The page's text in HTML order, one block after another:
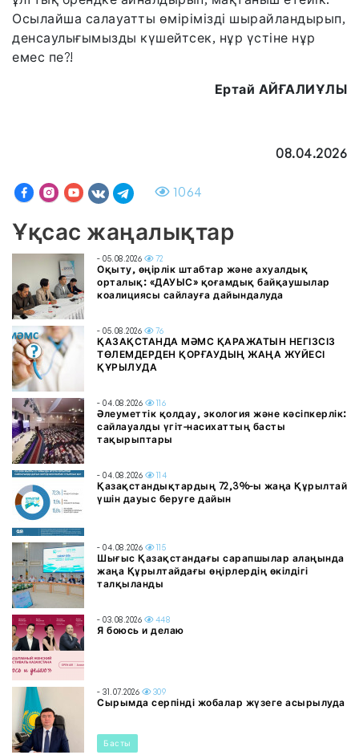
Осылайша салауатты өмірімізді шырайландырып,
денсаулығымызды күшейтсек, нұр үстіне нұр
емес пе?!
Ертай АЙҒАЛИҰЛЫ
08.04.2026
1064
Ұқсас жаңалықтар
- 05.08.2026 72
Оқыту, өңірлік штабтар және ахуалдық
орталық: «ДАУЫС» қоғамдық байқаушылар
коалициясы сайлауға дайындалуда
- 05.08.2026 76
ҚАЗАҚСТАНДА МӘМС ҚАРАЖАТЫН НЕГІЗСІЗ
ТӨЛЕМДЕРДЕН ҚОРҒАУДЫҢ ЖАҢА ЖҮЙЕСІ
ҚҰРЫЛУДА
- 04.08.2026 116
Әлеуметтік қолдау, экология және кәсіпкерлік:
сайлауалды үгіт-насихаттың басты
тақырыптары
- 04.08.2026 114
Қазақстандықтардың 72,3%-ы жаңа Құрылтай
үшін дауыс беруге дайын
- 04.08.2026 115
Шығыс Қазақстандағы сарапшылар алаңында
жаңа Құрылтайдағы өңірлердің өкілдігі
талқыланды
- 03.08.2026 448
Я боюсь и делаю
- 31.07.2026 309
Сырымда серпінді жобалар жүзеге асырылуда
Басты